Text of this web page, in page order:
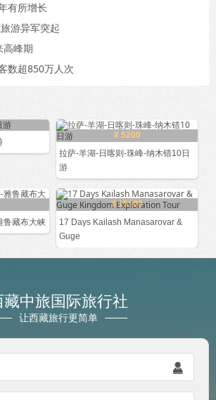
有所增长
游异军突起
高峰期
数超850万人次
¥ 5200
拉萨-羊湖-日喀则-珠峰-纳木错10日
游
鲁藏布大峡
¥ 15100
17 Days Kailash Manasarovar &
Guge
藏中旅国际旅行社
让西藏旅行更简单
